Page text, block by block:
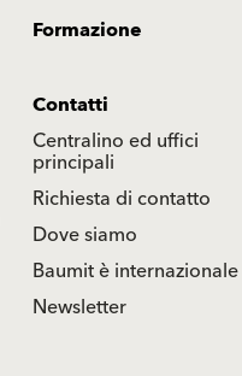
Formazione
Contatti
Centralino ed uffici
principali
Richiesta di contatto
Dove siamo
Baumit è internazionale
Newsletter